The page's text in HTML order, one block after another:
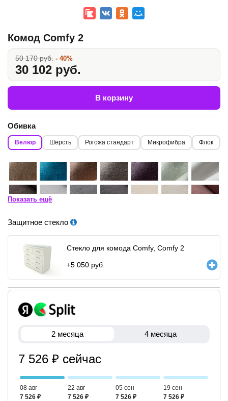
Комод Comfy 2
50 170 руб. - 40%
30 102 руб.
В корзину
Обивка
Велюр Шерсть Рогожа стандарт Микрофибра Флок
Показать ещё
Защитное стекло
Стекло для комода Comfy, Comfy 2
+5 050 руб.
2 месяца 4 месяца
7 526 ₽ сейчас
08 авг
7 526 ₽
22 авг
7 526 ₽
05 сен
7 526 ₽
19 сен
7 526 ₽